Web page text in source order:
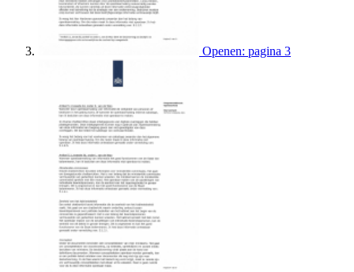
Openen: pagina 3